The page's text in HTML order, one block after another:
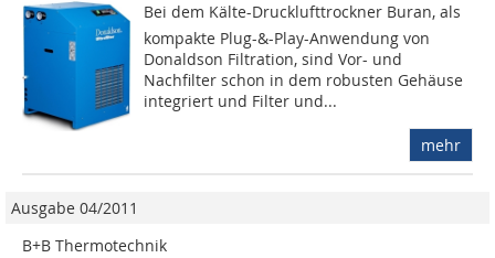
Bei dem Kälte-Drucklufttrockner Buran, als
kompakte Plug-&-Play-Anwendung von
Donaldson Filtration, sind Vor- und
Nachfilter schon in dem robusten Gehäuse
integriert und Filter und...
mehr
Ausgabe 04/2011
B+B Thermotechnik